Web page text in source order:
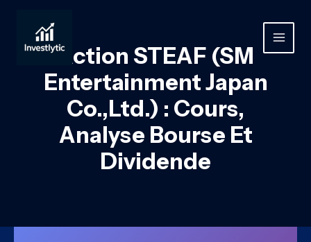
contenu
MAIN
Action STEAF (SM
Entertainment Japan
Co.,Ltd.) : Cours,
Analyse Bourse Et
Dividende